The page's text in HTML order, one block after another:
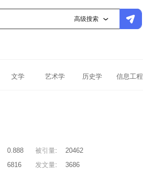
高级搜索
文学 艺术学 历史学 信息工程
0.888 被引量:
20462
6816 发文量: 3686